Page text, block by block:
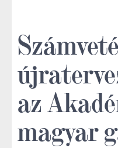
az
magyar